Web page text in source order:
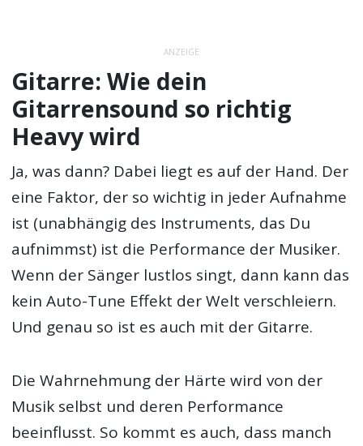
ANZEIGE
Gitarre: Wie dein
Gitarrensound so richtig
Heavy wird
Ja, was dann? Dabei liegt es auf der Hand. Der
eine Faktor, der so wichtig in jeder Aufnahme
ist (unabhängig des Instruments, das Du
aufnimmst) ist die Performance der Musiker.
Wenn der Sänger lustlos singt, dann kann das
kein Auto-Tune Effekt der Welt verschleiern.
Und genau so ist es auch mit der Gitarre.
Die Wahrnehmung der Härte wird von der
Musik selbst und deren Performance
beeinflusst. So kommt es auch, dass manch